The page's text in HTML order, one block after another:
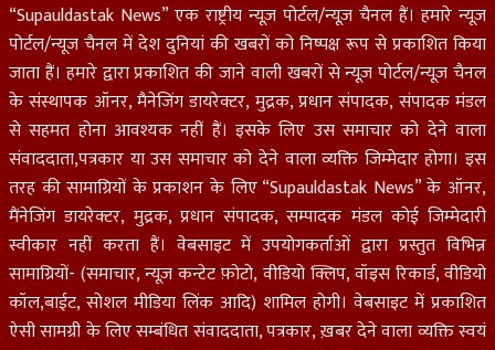
“Supauldastak News” एक राष्ट्रीय न्यूज़ पोर्टल/न्यूज़ चैनल हैं। हमारे न्यूज़
पोर्टल/न्यूज चैनल में देश दुनियां की खबरों को निष्पक्ष रूप से प्रकाशित किया
जाता हैं। हमारे द्वारा प्रकाशित की जाने वाली खबरों से न्यूज़ पोर्टल/न्यूज़ चैनल
के संस्थापक ऑनर, मैनेजिंग डायरेक्टर, मुद्रक, प्रधान संपादक, संपादक मंडल
से सहमत होना आवश्यक नहीं हैं। इसके लिए उस समाचार को देने वाला
संवाददाता,पत्रकार या उस समाचार को देने वाला व्यक्ति जिम्मेदार होगा। इस
तरह की सामाग्रियों के प्रकाशन के लिए “Supauldastak News” के ऑनर,
मैंनेजिंग डायरेक्टर, मुद्रक, प्रधान संपादक, सम्पादक मंडल कोई जिम्मेदारी
स्वीकार नहीं करता हैं। वेबसाइट में उपयोगकर्ताओं द्वारा प्रस्तुत विभिन्न
सामाग्रियों- (समाचार, न्यूज़ कन्टेट फ़ोटो, वीडियो क्लिप, वॉइस रिकार्ड, वीडियो
कॉल,बाईट, सोशल मीडिया लिंक आदि) शामिल होगी। वेबसाइट में प्रकाशित
ऐसी सामग्री के लिए सम्बंधित संवाददाता, पत्रकार, ख़बर देने वाला व्यक्ति स्वयं